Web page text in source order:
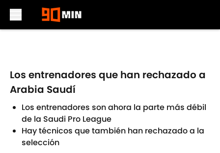
Los entrenadores que han rechazado a
Arabia Saudí
Los entrenadores son ahora la parte más débil
de la Saudi Pro League
Hay técnicos que también han rechazado a la
selección